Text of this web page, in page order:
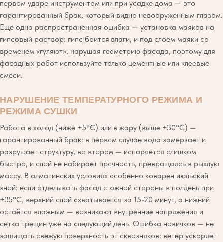
первом ударе инструментом или при усадке дома — это
гарантированный брак, который видно невооружённым глазом.
Ещё одна распространённая ошибка — установка маяков на
гипсовый раствор: гипс боится влаги, и под слоем маяки со
временем «гуляют», нарушая геометрию фасада, поэтому для
фасадных работ используйте только цементные или клеевые
смеси.
НАРУШЕНИЕ ТЕМПЕРАТУРНОГО РЕЖИМА И
РЕЖИМА СУШКИ
Работа в холод (ниже +5°C) или в жару (выше +30°C) —
гарантированный брак: в первом случае вода замерзает и
разрушает структуру, во втором — испаряется слишком
быстро, и слой не набирает прочность, превращаясь в рыхлую
массу. В алматинских условиях особенно коварен июльский
зной: если отделывать фасад с южной стороны в полдень при
+35°C, верхний слой схватывается за 15-20 минут, а нижний
остаётся влажным — возникают внутренние напряжения и
сетка трещин уже на следующий день. Ошибка новичков — не
защищать свежую поверхность от сквозняков: ветер ускоряет